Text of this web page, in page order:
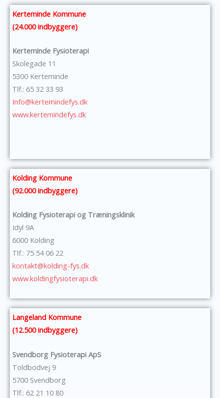
Kerteminde Kommune
(24.000 indbyggere)
Kerteminde Fysioterapi
Skolegade 11
5300 Kerteminde
Tlf.: 65 32 33 93
Info@kertemindefys.dk
www.kertemindefys.dk
Kolding Kommune
(92.000 indbyggere)
Kolding Fysioterapi og Træningsklinik
Idyl 9A
6000 Kolding
Tlf.: 75 54 06 22
kontakt@kolding-fys.dk
www.koldingfysioterapi.dk
Langeland Kommune
(12.500 indbyggere)
Svendborg Fysioterapi ApS
Toldbodvej 9
5700 Svendborg
Tlf.: 62 21 10 80